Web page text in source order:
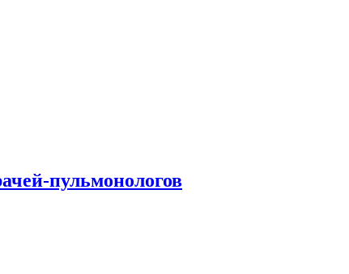
пульмонологов